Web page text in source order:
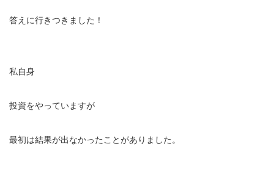
答えに行きつきました！
私自身
投資をやっていますが
最初は結果が出なかったことがありました。